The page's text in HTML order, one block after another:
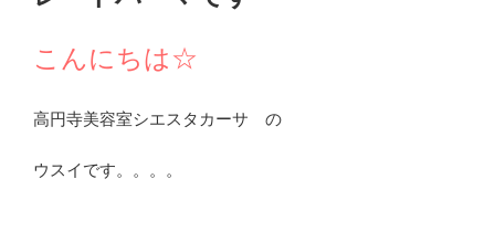
こんにちは☆
高円寺美容室シエスタカーサ の
ウスイです。。。。